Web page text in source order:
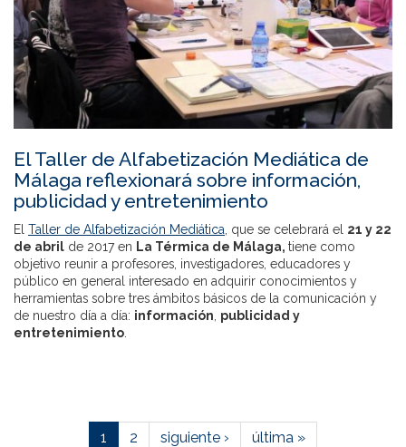
El Taller de Alfabetización Mediática de
Málaga reflexionará sobre información,
publicidad y entretenimiento
El Taller de Alfabetización Mediática , que se celebrará el 21 y 22
de abril de 2017 en La Térmica de Málaga, tiene como
objetivo reunir a profesores, investigadores, educadores y
público en general interesado en adquirir conocimientos y
herramientas sobre tres ámbitos básicos de la comunicación y
de nuestro día a día: información publicidad y
entretenimiento
1 2 siguiente › última »